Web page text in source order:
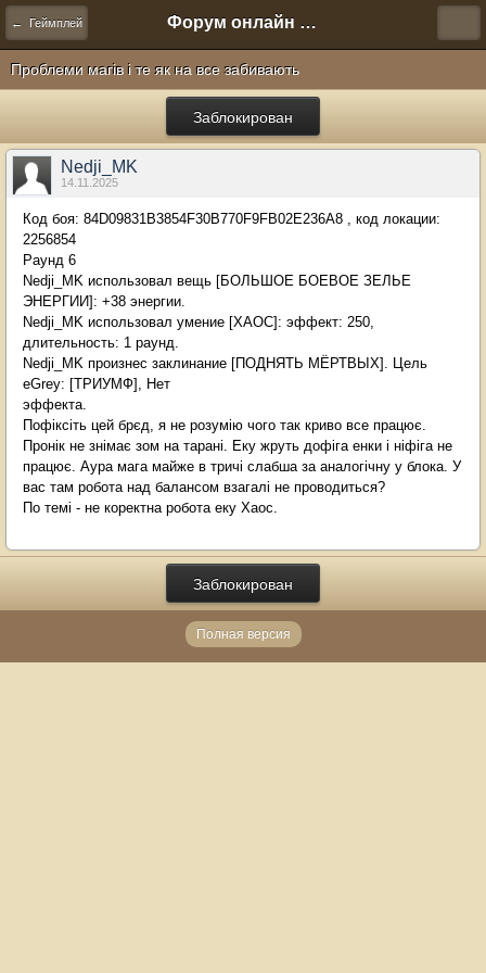
← Геймплей Форум онлайн игры "Новая Эра" (Нюра Биз)
Проблеми магів і те як на все забивають
Заблокирован
Nedji_MK
14.11.2025
Код боя: 84D09831B3854F30B770F9FB02E236A8 , код локации:
2256854
Раунд 6
Nedji_MK использовал вещь [БОЛЬШОЕ БОЕВОЕ ЗЕЛЬЕ
ЭНЕРГИИ]: +38 энергии.
Nedji_MK использовал умение [ХАОС]: эффект: 250,
длительность: 1 раунд.
Nedji_MK произнес заклинание [ПОДНЯТЬ МЁРТВЫХ]. Цель
eGrey: [ТРИУМФ], Нет
эффекта.
Пофіксіть цей брєд, я не розумію чого так криво все працює.
Пронік не знімає зом на тарані. Еку жруть дофіга енки і ніфіга не
працює. Аура мага майже в тричі слабша за аналогічну у блока. У
вас там робота над балансом взагалі не проводиться?
По темі - не коректна робота еку Хаос.
Заблокирован
Полная версия